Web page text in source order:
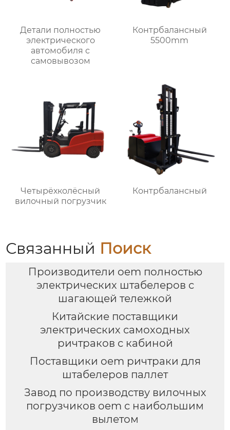
Детали полностью
электрического
автомобиля с
самовывозом
Контрбалансный
5500mm
Четырёхколёсный
вилочный погрузчик
Контрбалансный
Связанный Поиск
Производители oem полностью
электрических штабелеров с
шагающей тележкой
Китайские поставщики
электрических самоходных
ричтраков с кабиной
Поставщики oem ричтраки для
штабелеров паллет
Завод по производству вилочных
погрузчиков oem с наибольшим
вылетом